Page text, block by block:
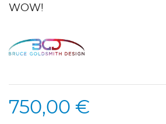
WOW!
750,00 €